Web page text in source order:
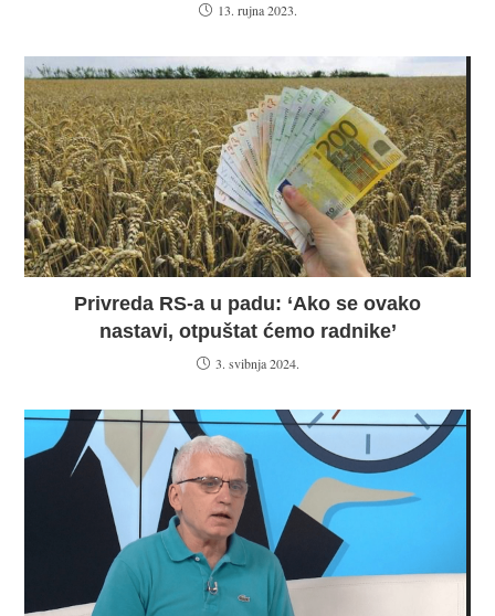
13. rujna 2023.
Privreda RS-a u padu: ‘Ako se ovako
nastavi, otpuštat ćemo radnike’
3. svibnja 2024.